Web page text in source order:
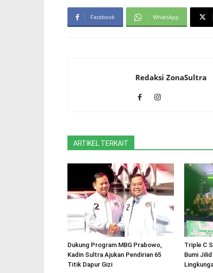
Facebook WhatsApp
Redaksi ZonaSultra
ARTIKEL TERKAIT
Dukung Program MBG Prabowo,
Kadin Sultra Ajukan Pendirian 65
Titik Dapur Gizi
Triple C
Bumi